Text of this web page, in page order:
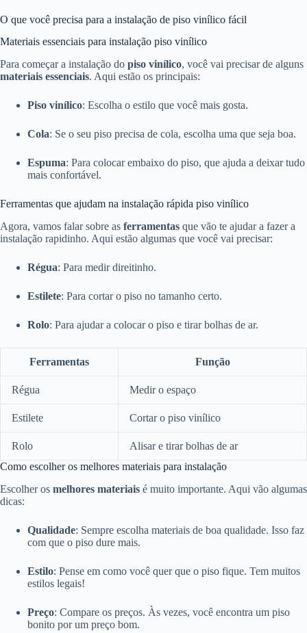
O que você precisa para a instalação de piso vinílico fácil
Materiais essenciais para instalação piso vinílico
Para começar a instalação do piso vinílico, você vai precisar de alguns
materiais essenciais. Aqui estão os principais:
Piso vinílico: Escolha o estilo que você mais gosta.
Cola: Se o seu piso precisa de cola, escolha uma que seja boa.
Espuma: Para colocar embaixo do piso, que ajuda a deixar tudo
mais confortável.
Ferramentas que ajudam na instalação rápida piso vinílico
Agora, vamos falar sobre as ferramentas que vão te ajudar a fazer a
instalação rapidinho. Aqui estão algumas que você vai precisar:
Régua: Para medir direitinho.
Estilete: Para cortar o piso no tamanho certo.
Rolo: Para ajudar a colocar o piso e tirar bolhas de ar.
Ferramentas Função
Régua Medir o espaço
Estilete Cortar o piso vinílico
Rolo
Alisar e tirar bolhas de ar
Como escolher os melhores materiais para instalação
Escolher os melhores materiais é muito importante. Aqui vão algumas
dicas:
Qualidade: Sempre escolha materiais de boa qualidade. Isso faz
com que o piso dure mais.
Estilo: Pense em como você quer que o piso fique. Tem muitos
estilos legais!
Preço: Compare os preços. Às vezes, você encontra um piso
bonito por um preço bom.